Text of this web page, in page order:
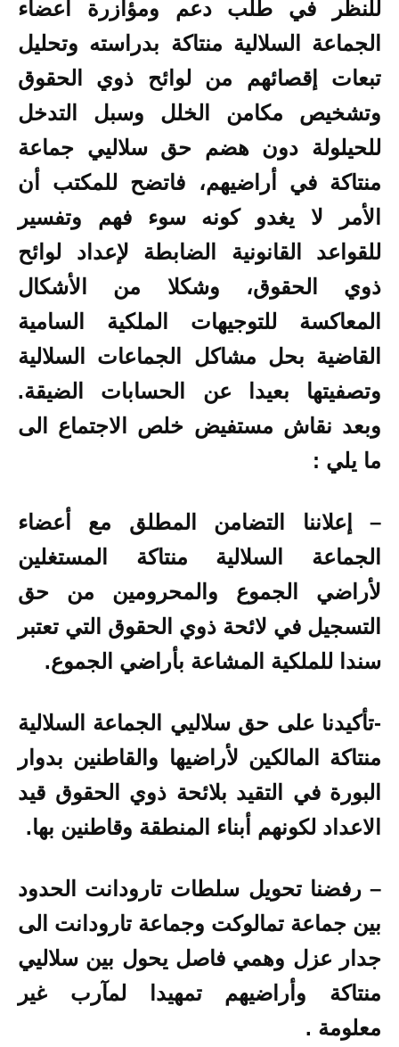
للنظر في طلب دعم ومؤازرة أعضاء
الجماعة السلالية منتاكة بدراسته وتحليل
تبعات إقصائهم من لوائح ذوي الحقوق
وتشخيص مكامن الخلل وسبل التدخل
للحيلولة دون هضم حق سلاليي جماعة
منتاكة في أراضيهم، فاتضح للمكتب أن
الأمر لا يغدو كونه سوء فهم وتفسير
للقواعد القانونية الضابطة لإعداد لوائح
ذوي الحقوق، وشكلا من الأشكال
المعاكسة للتوجيهات الملكية السامية
القاضية بحل مشاكل الجماعات السلالية
وتصفيتها بعيدا عن الحسابات الضيقة.
وبعد نقاش مستفيض خلص الاجتماع الى
ما يلي :
– إعلاننا التضامن المطلق مع أعضاء
الجماعة السلالية منتاكة المستغلين
لأراضي الجموع والمحرومين من حق
التسجيل في لائحة ذوي الحقوق التي تعتبر
سندا للملكية المشاعة بأراضي الجموع.
-تأكيدنا على حق سلاليي الجماعة السلالية
منتاكة المالكين لأراضيها والقاطنين بدوار
البورة في التقيد بلائحة ذوي الحقوق قيد
الاعداد لكونهم أبناء المنطقة وقاطنين بها.
– رفضنا تحويل سلطات تارودانت الحدود
بين جماعة تمالوكت وجماعة تارودانت الى
جدار عزل وهمي فاصل يحول بين سلاليي
منتاكة وأراضيهم تمهيدا لمآرب غير
معلومة .